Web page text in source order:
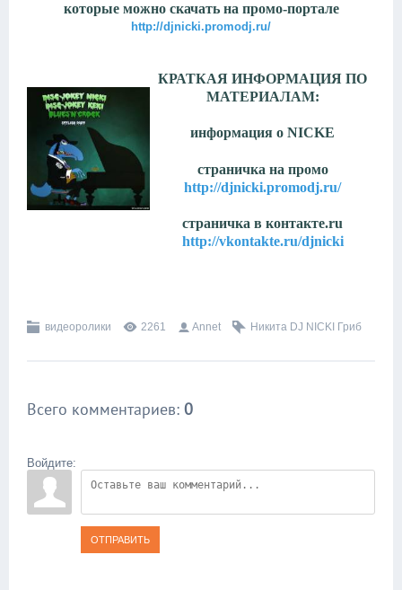
которые можно скачать на промо-портале
http://djnicki.promodj.ru/
КРАТКАЯ ИНФОРМАЦИЯ ПО
МАТЕРИАЛАМ:
информация о NICKE
страничка на промо
http://djnicki.promodj.ru/
страничка в контакте.ru
http://vkontakte.ru/djnicki
видеоролики 2261 Annet Никита DJ NICKI Гриб
Всего комментариев: 0
Войдите:
ОТПРАВИТЬ